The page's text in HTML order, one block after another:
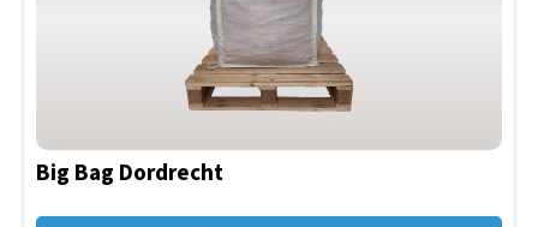
Big Bag Dordrecht